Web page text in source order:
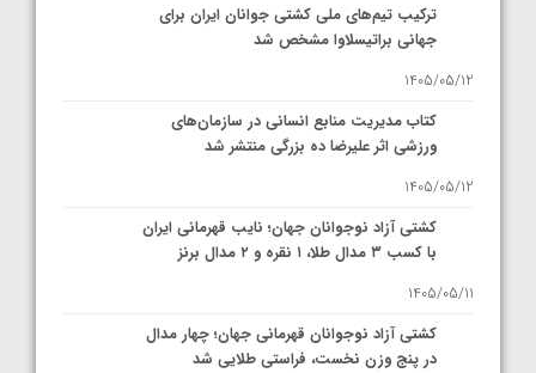
ترکیب تیم‌های ملی کشتی جوانان ایران برای
جهانی براتیسلاوا مشخص شد
1405/05/12
کتاب مدیریت منابع انسانی در سازمان‌های
ورزشی اثر علیرضا ده بزرگی منتشر شد
1405/05/12
کشتی آزاد نوجوانان جهان؛ نایب قهرمانی ایران
با کسب ۳ مدال طلا، ۱ نقره و ۲ مدال برنز
1405/05/11
کشتی آزاد نوجوانان قهرمانی جهان؛ چهار مدال
در پنج وزن نخست، فراستی طلایی شد